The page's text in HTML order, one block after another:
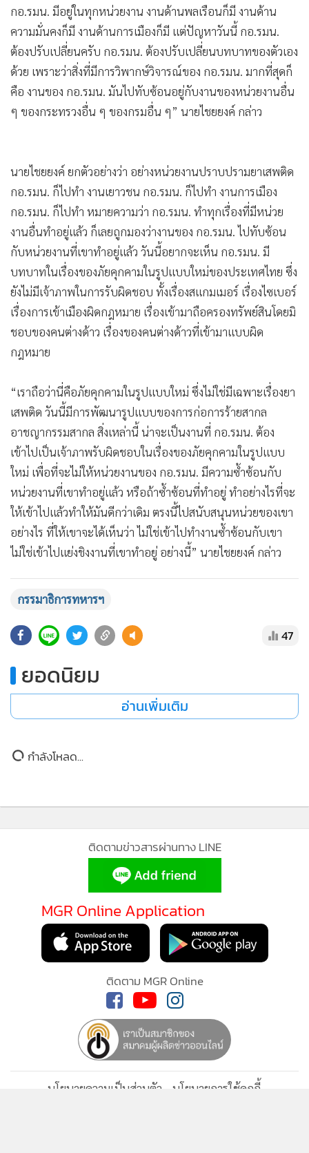
กอ.รมน. มีอยู่ในทุกหน่วยงาน งานด้านพลเรือนก็มี งานด้าน
ความมั่นคงก็มี งานด้านการเมืองก็มี แต่ปัญหาวันนี้ กอ.รมน.
ต้องปรับเปลี่ยนครับ กอ.รมน. ต้องปรับเปลี่ยนบทบาทของตัวเอง
ด้วย เพราะว่าสิ่งที่มีการวิพากษ์วิจารณ์ของ กอ.รมน. มากที่สุดก็
คือ งานของ กอ.รมน. มันไปทับซ้อนอยู่กับงานของหน่วยงานอื่น
ๆ ของกระทรวงอื่น ๆ ของกรมอื่น ๆ” นายไชยยงค์ กล่าว
นายไชยยงค์ ยกตัวอย่างว่า อย่างหน่วยงานปราบปรามยาเสพติด
กอ.รมน. ก็ไปทำ งานเยาวชน กอ.รมน. ก็ไปทำ งานการเมือง
กอ.รมน. ก็ไปทำ หมายความว่า กอ.รมน. ทำทุกเรื่องที่มีหน่วย
งานอื่นทำอยู่แล้ว ก็เลยถูกมองว่างานของ กอ.รมน. ไปทับซ้อน
กับหน่วยงานที่เขาทำอยู่แล้ว วันนี้อยากจะเห็น กอ.รมน. มี
บทบาทในเรื่องของภัยคุกคามในรูปแบบใหม่ของประเทศไทย ซึ่ง
ยังไม่มีเจ้าภาพในการรับผิดชอบ ทั้งเรื่องสแกมเมอร์ เรื่องไซเบอร์
เรื่องการเข้าเมืองผิดกฎหมาย เรื่องเข้ามาถือครองทรัพย์สินโดยมิ
ชอบของคนต่างด้าว เรื่องของคนต่างด้าวที่เข้ามาแบบผิด
กฎหมาย
“เราถือว่านี่คือภัยคุกคามในรูปแบบใหม่ ซึ่งไม่ใช่มีเฉพาะเรื่องยา
เสพติด วันนี้มีการพัฒนารูปแบบของการก่อการร้ายสากล
อาชญากรรมสากล สิ่งเหล่านี้ น่าจะเป็นงานที่ กอ.รมน. ต้อง
เข้าไปเป็นเจ้าภาพรับผิดชอบในเรื่องของภัยคุกคามในรูปแบบ
ใหม่ เพื่อที่จะไม่ให้หน่วยงานของ กอ.รมน. มีความซ้ำซ้อนกับ
หน่วยงานที่เขาทำอยู่แล้ว หรือถ้าซ้ำซ้อนที่ทำอยู่ ทำอย่างไรที่จะ
ให้เข้าไปแล้วทำให้มันดีกว่าเดิม ตรงนี้ไปสนับสนุนหน่วยของเขา
อย่างไร ที่ให้เขาจะได้เห็นว่า ไม่ใช่เข้าไปทำงานซ้ำซ้อนกับเขา
ไม่ใช่เข้าไปแย่งชิงงานที่เขาทำอยู่ อย่างนี้” นายไชยยงค์ กล่าว
กรรมาธิการทหารฯ
47
ยอดนิยม
อ่านเพิ่มเติม
กำลังโหลด...
ติดตามข่าวสารผ่านทาง LINE
MGR Online Application
ติดตาม MGR Online
นโยบายความเป็นส่วนตัว
นโยบายการใช้คุกกี้